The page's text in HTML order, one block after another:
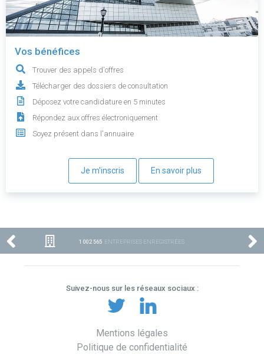
Vos bénéfices
Trouver des appels d'offres
Télécharger des dossiers de consultation
Déposez votre candidature en 5 minutes
Répondez aux offres électroniquement
Soyez présent dans l'annuaire
Je m'inscris En savoir plus
1 002 565 ENTREPRISES ENREGISTRÉES
Suivez-nous sur les réseaux sociaux :
Mentions légales
Politique de confidentialité